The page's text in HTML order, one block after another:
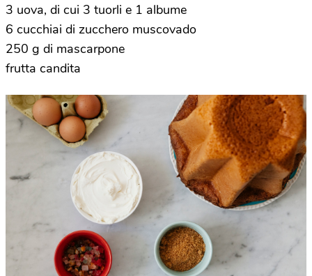
3 uova, di cui 3 tuorli e 1 albume
6 cucchiai di zucchero muscovado
250 g di mascarpone
frutta candita